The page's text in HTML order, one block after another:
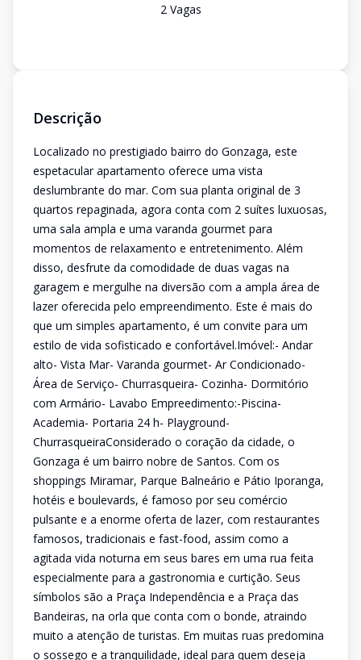
2Vagas
Descrição
Localizado no prestigiado bairro do Gonzaga, este
espetacular apartamento oferece uma vista
deslumbrante do mar. Com sua planta original de 3
quartos repaginada, agora conta com 2 suítes luxuosas,
uma sala ampla e uma varanda gourmet para
momentos de relaxamento e entretenimento. Além
disso, desfrute da comodidade de duas vagas na
garagem e mergulhe na diversão com a ampla área de
lazer oferecida pelo empreendimento. Este é mais do
que um simples apartamento, é um convite para um
estilo de vida sofisticado e confortável.Imóvel:- Andar
alto- Vista Mar- Varanda gourmet- Ar Condicionado-
Área de Serviço- Churrasqueira- Cozinha- Dormitório
com Armário- Lavabo Empreedimento:-Piscina-
Academia- Portaria 24 h- Playground-
ChurrasqueiraConsiderado o coração da cidade, o
Gonzaga é um bairro nobre de Santos. Com os
shoppings Miramar, Parque Balneário e Pátio Iporanga,
hotéis e boulevards, é famoso por seu comércio
pulsante e a enorme oferta de lazer, com restaurantes
famosos, tradicionais e fast-food, assim como a
agitada vida noturna em seus bares em uma rua feita
especialmente para a gastronomia e curtição. Seus
símbolos são a Praça Independência e a Praça das
Bandeiras, na orla que conta com o bonde, atraindo
muito a atenção de turistas. Em muitas ruas predomina
o sossego e a tranquilidade, ideal para quem deseja